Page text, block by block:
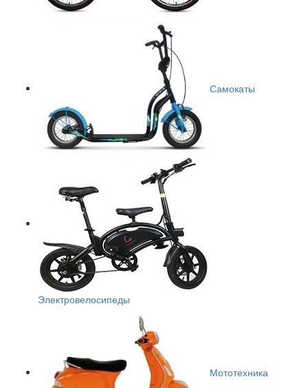
Самокаты
Электровелосипеды
Мототехника